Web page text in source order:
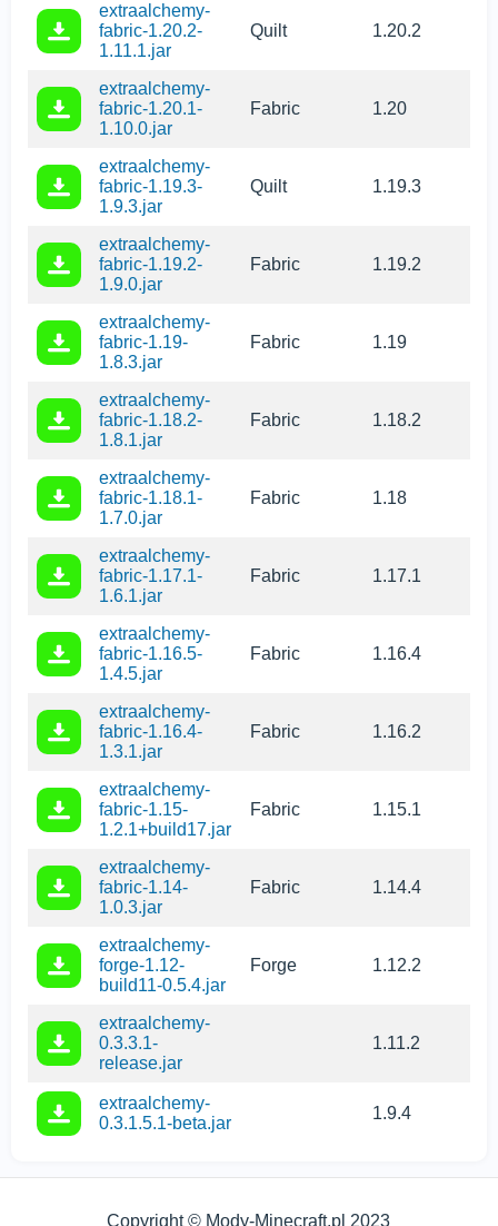
extraalchemy-
fabric-1.20.2-
1.11.1.jar
Quilt 1.20.2
extraalchemy-
fabric-1.20.1-
1.10.0.jar
Fabric 1.20
extraalchemy-
fabric-1.19.3-
1.9.3.jar
Quilt 1.19.3
extraalchemy-
fabric-1.19.2-
1.9.0.jar
Fabric 1.19.2
extraalchemy-
fabric-1.19-
1.8.3.jar
Fabric 1.19
extraalchemy-
fabric-1.18.2-
1.8.1.jar
Fabric 1.18.2
extraalchemy-
fabric-1.18.1-
1.7.0.jar
Fabric 1.18
extraalchemy-
fabric-1.17.1-
1.6.1.jar
Fabric 1.17.1
extraalchemy-
fabric-1.16.5-
1.4.5.jar
Fabric 1.16.4
extraalchemy-
fabric-1.16.4-
1.3.1.jar
Fabric 1.16.2
extraalchemy-
fabric-1.15-
1.2.1+build17.jar
Fabric 1.15.1
extraalchemy-
fabric-1.14-
1.0.3.jar
Fabric 1.14.4
extraalchemy-
forge-1.12-
build11-0.5.4.jar
Forge 1.12.2
extraalchemy-
0.3.3.1-
release.jar
1.11.2
extraalchemy-
0.3.1.5.1-beta.jar
1.9.4
Copyright © Mody-Minecraft.pl 2023